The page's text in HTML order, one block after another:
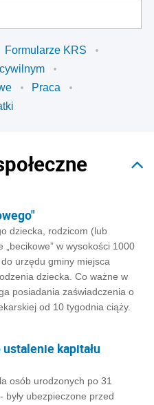
Formularze KRS
Praca
dziecka, rodzicom (lub
„becikowe” w wysokości 1000
do urzędu gminy miejsca
dziecka. Co ważne w
posiadania zaświadczenia o
od 10 tygodnia ciąży.
kapitału
osób urodzonych po 31
były ubezpieczone przed